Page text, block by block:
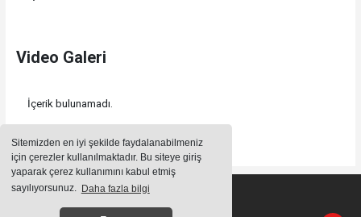
Sitemizden en iyi şekilde faydalanabilmeniz
için çerezler kullanılmaktadır. Bu siteye giriş
yaparak çerez kullanımını kabul etmiş
sayılıyorsunuz. Daha fazla bilgi
Video Galeri
İçerik bulunamadı.